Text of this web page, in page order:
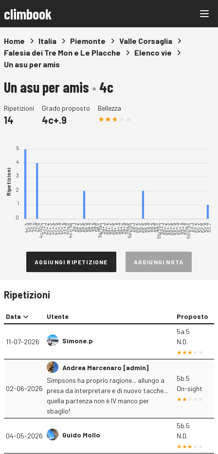
climbook
Home Italia Piemonte
Valle Corsaglia
Falesia dei Tre Mon e Le Placche
Elenco vie
Un asu per amis
Un asu per amis • 4c
Ripetizioni
14
Grado proposto
4c+.9
Bellezza
5
4
3
2
1
0
Ripetizioni
4c.54c.64c.74c.84c.94c/4c+4c+.14c+.24c+.34c+.44c+.54c+.64c+.74c+.84c+.94c+/5a5a.15a.25a.35a.45a.55a.65a.75a.85a.95a/5a+5a+.15a+.25a+.35a+.45a+.55a+.65a+.75a+.85a+.95a+/5b5b.15b.25b.35b.45b.55b.65b.75b.85b.95b/5b+5b+.15b+.25b+.35b+.45b+.55b+.65b+.75b+.85b+.95b+/5c5c.15c.25c.35c.45c.55c.65c.7
AGGIUNGI RIPETIZIONE AGGIUNGI NOTA
Ripetizioni
Data Utente Proposto
11-07-2026 Simone.p
5a.5
N.D.
02-06-2026
Andrea Marcenaro [admin]
Simpsons ha proprio ragione... allungo a
presa da interpretare e di nuovo tacche...
quella partenza non è IV manco per
sbaglio!
5b.5
On-sight
04-05-2026 Guido Mollo
5b.5
N.D.